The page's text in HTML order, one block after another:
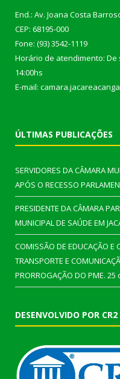
End.: Av. Joana Costa
CEP: 68195-000
Fone: (93) 3542-1119
Horário de atendimento: De
14:00hs
E-mail:
ÚLTIMAS PUBLICAÇÕES
SERVIDORES DA CÂMARA
APÓS O RECESSO
PRESIDENTE DA CÂMARA
MUNICIPAL DE SAÚDE EM
COMISSÃO DE EDUCAÇÃO E
TRANSPORTE E
PRORROGAÇÃO DO PME. 25
DESENVOLVIDO POR CR2